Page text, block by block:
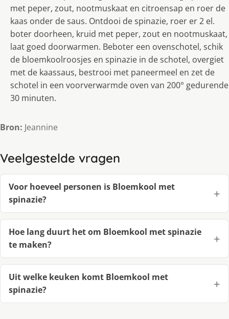
met peper, zout, nootmuskaat en citroensap en roer de
kaas onder de saus. Ontdooi de spinazie, roer er 2 el.
boter doorheen, kruid met peper, zout en nootmuskaat,
laat goed doorwarmen. Beboter een ovenschotel, schik
de bloemkoolroosjes en spinazie in de schotel, overgiet
met de kaassaus, bestrooi met paneermeel en zet de
schotel in een voorverwarmde oven van 200° gedurende
30 minuten.
Bron: Jeannine
Veelgestelde vragen
Voor hoeveel personen is Bloemkool met
spinazie?
Hoe lang duurt het om Bloemkool met spinazie
te maken?
Uit welke keuken komt Bloemkool met
spinazie?